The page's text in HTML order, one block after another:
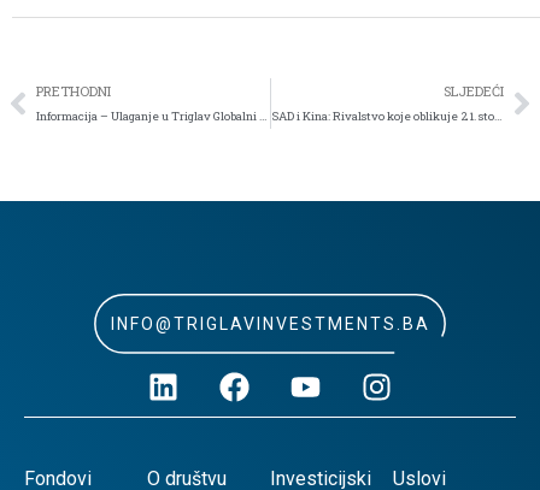
PRETHODNI
Informacija – Ulaganje u Triglav Globalni dionički OIF i Triglav Obveznički OIF bez ulazne naknade do 31.12.2025. godine
SLJEDEĆI
SAD i Kina: Rivalstvo koje oblikuje 21. stoljeće
INFO@TRIGLAVINVESTMENTS.BA
Fondovi O društvu Investicijski Uslovi